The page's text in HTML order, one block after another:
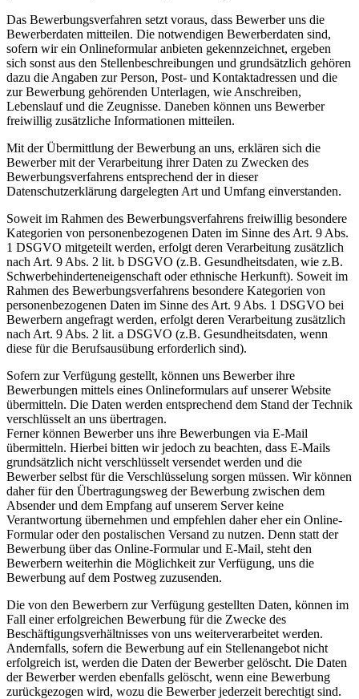
Das Bewerbungsverfahren setzt voraus, dass Bewerber uns die
Bewerberdaten mitteilen. Die notwendigen Bewerberdaten sind,
sofern wir ein Onlineformular anbieten gekennzeichnet, ergeben
sich sonst aus den Stellenbeschreibungen und grundsätzlich gehören
dazu die Angaben zur Person, Post- und Kontaktadressen und die
zur Bewerbung gehörenden Unterlagen, wie Anschreiben,
Lebenslauf und die Zeugnisse. Daneben können uns Bewerber
freiwillig zusätzliche Informationen mitteilen.
Mit der Übermittlung der Bewerbung an uns, erklären sich die
Bewerber mit der Verarbeitung ihrer Daten zu Zwecken des
Bewerbungsverfahrens entsprechend der in dieser
Datenschutzerklärung dargelegten Art und Umfang einverstanden.
Soweit im Rahmen des Bewerbungsverfahrens freiwillig besondere
Kategorien von personenbezogenen Daten im Sinne des Art. 9 Abs.
1 DSGVO mitgeteilt werden, erfolgt deren Verarbeitung zusätzlich
nach Art. 9 Abs. 2 lit. b DSGVO (z.B. Gesundheitsdaten, wie z.B.
Schwerbehinderteneigenschaft oder ethnische Herkunft). Soweit im
Rahmen des Bewerbungsverfahrens besondere Kategorien von
personenbezogenen Daten im Sinne des Art. 9 Abs. 1 DSGVO bei
Bewerbern angefragt werden, erfolgt deren Verarbeitung zusätzlich
nach Art. 9 Abs. 2 lit. a DSGVO (z.B. Gesundheitsdaten, wenn
diese für die Berufsausübung erforderlich sind).
Sofern zur Verfügung gestellt, können uns Bewerber ihre
Bewerbungen mittels eines Onlineformulars auf unserer Website
übermitteln. Die Daten werden entsprechend dem Stand der Technik
verschlüsselt an uns übertragen.
Ferner können Bewerber uns ihre Bewerbungen via E-Mail
übermitteln. Hierbei bitten wir jedoch zu beachten, dass E-Mails
grundsätzlich nicht verschlüsselt versendet werden und die
Bewerber selbst für die Verschlüsselung sorgen müssen. Wir können
daher für den Übertragungsweg der Bewerbung zwischen dem
Absender und dem Empfang auf unserem Server keine
Verantwortung übernehmen und empfehlen daher eher ein Online-
Formular oder den postalischen Versand zu nutzen. Denn statt der
Bewerbung über das Online-Formular und E-Mail, steht den
Bewerbern weiterhin die Möglichkeit zur Verfügung, uns die
Bewerbung auf dem Postweg zuzusenden.
Die von den Bewerbern zur Verfügung gestellten Daten, können im
Fall einer erfolgreichen Bewerbung für die Zwecke des
Beschäftigungsverhältnisses von uns weiterverarbeitet werden.
Andernfalls, sofern die Bewerbung auf ein Stellenangebot nicht
erfolgreich ist, werden die Daten der Bewerber gelöscht. Die Daten
der Bewerber werden ebenfalls gelöscht, wenn eine Bewerbung
zurückgezogen wird, wozu die Bewerber jederzeit berechtigt sind.